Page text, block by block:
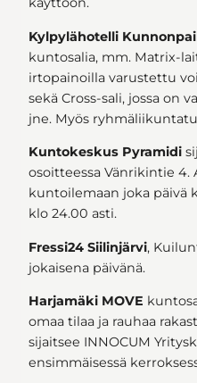
Kylpylähotelli
kuntosalia, mm. Matrix-
irtopainoilla varustettu
sekä Cross-sali, jossa on
jne. Myös
Kuntokeskus Pyramidi
osoitteessa Vänrikintie 4.
kuntoilemaan joka päivä
klo 24.00 asti.
Fressi24 Siilinjärvi,
jokaisena päivänä.
Harjamäki MOVE
omaa tilaa ja rauhaa
sijaitsee INNOCUM
ensimmäisessä